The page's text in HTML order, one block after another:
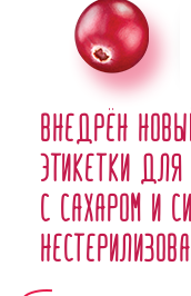
Внедрён
этикетки
с сахаром и